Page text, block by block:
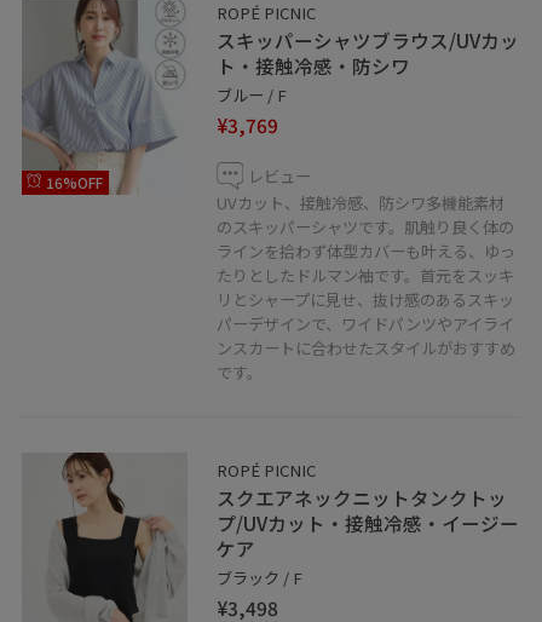
16%OFF
ROPÉ PICNIC
スキッパーシャツブラウス/UVカッ
ト・接触冷感・防シワ
ブルー / F
¥3,769
レビュー
UVカット、接触冷感、防シワ多機能素材
のスキッパーシャツです。肌触り良く体の
ラインを拾わず体型カバーも叶える、ゆっ
たりとしたドルマン袖です。首元をスッキ
リとシャープに見せ、抜け感のあるスキッ
パーデザインで、ワイドパンツやアイライ
ンスカートに合わせたスタイルがおすすめ
です。
ROPÉ PICNIC
スクエアネックニットタンクトッ
プ/UVカット・接触冷感・イージー
ケア
ブラック / F
¥3,498